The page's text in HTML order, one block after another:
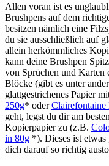
Allen voran ist es
Brushpens auf dem
besitzen nämlich eine
du sie ausschließlich auf
allein herkömmliches
kann deine Brushpen
von Sprüchen und Karten
Blöcke (gibt es unter
glattgestrichenes Papier
250g* oder
geht, legst du dir am
Kopierpapier zu (z.B. C
in 80g *). Dieses ist
dich darauf so richtig